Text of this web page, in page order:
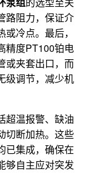
路阻力，保证介
冷点。最后，
精度PT100铂电
或夹套出口，而
级调节，减少机
超温报警、缺油
切断加热。这些
已集成，确保在
够自主应对突发